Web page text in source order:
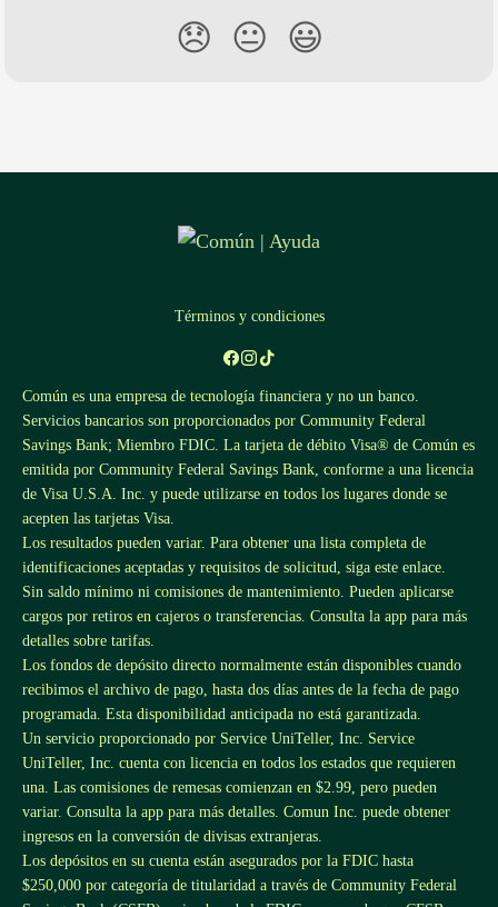
😞 😐 😃
Términos y condiciones
Común es una empresa de tecnología financiera y no un banco.
Servicios bancarios son proporcionados por Community Federal
Savings Bank; Miembro FDIC. La tarjeta de débito Visa® de Común es
emitida por Community Federal Savings Bank, conforme a una licencia
de Visa U.S.A. Inc. y puede utilizarse en todos los lugares donde se
acepten las tarjetas Visa.
Los resultados pueden variar. Para obtener una lista completa de
identificaciones aceptadas y requisitos de solicitud, siga este enlace.
Sin saldo mínimo ni comisiones de mantenimiento. Pueden aplicarse
cargos por retiros en cajeros o transferencias. Consulta la app para más
detalles sobre tarifas.
Los fondos de depósito directo normalmente están disponibles cuando
recibimos el archivo de pago, hasta dos días antes de la fecha de pago
programada. Esta disponibilidad anticipada no está garantizada.
Un servicio proporcionado por Service UniTeller, Inc. Service
UniTeller, Inc. cuenta con licencia en todos los estados que requieren
una. Las comisiones de remesas comienzan en $2.99, pero pueden
variar. Consulta la app para más detalles. Comun Inc. puede obtener
ingresos en la conversión de divisas extranjeras.
Los depósitos en su cuenta están asegurados por la FDIC hasta
$250,000 por categoría de titularidad a través de Community Federal